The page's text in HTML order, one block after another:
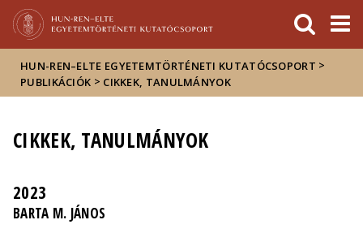
sajtóban
HUN-REN–ELTE EGYETEMTÖRTÉNETI KUTATÓCSOPORT >
PUBLIKÁCIÓK > CIKKEK, TANULMÁNYOK
CIKKEK, TANULMÁNYOK
2023
BARTA M. JÁNOS